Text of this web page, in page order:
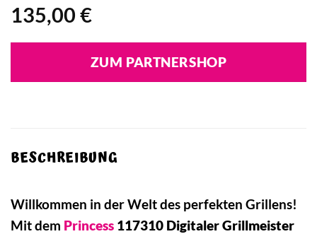
135,00 €
ZUM PARTNERSHOP
BESCHREIBUNG
Willkommen in der Welt des perfekten Grillens!
Mit dem Princess 117310 Digitaler Grillmeister